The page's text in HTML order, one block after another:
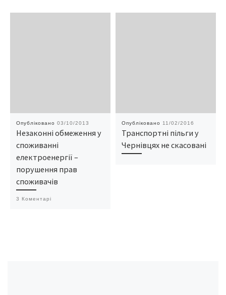
Опубліковано 03/10/2013
Незаконні обмеження у
споживанні
електроенергії –
порушення прав
споживачів
3 Коментарі
Опубліковано 11/02/2016
Транспортні пільги у
Чернівцях не скасовані